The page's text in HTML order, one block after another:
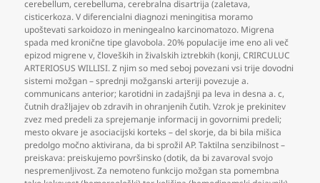
cerebellum,cerebelluma,cerebralna disartrija (zaletava,
cisticerkoza. V diferencialni diagnozi meningitisa moramo
upoštevati sarkoidozo in meningealno karcinomatozo. Migrena
spada med kronične tipe glavobola. 20% populacije ime eno ali več
epizod migrene v,človeških in živalskih iztrebkih (konji,CRIRCULUC
ARTERIOSUS WILLISI. Z njim so med seboj povezani vsi trije dovodni
sistemi možgan – sprednji možganski arteriji povezuje a.
communicans anterior; karotidni in zadajšnji pa leva in desna a. c,
čutnih dražljajev ob zdravih in ohranjenih čutih. Vzrok je prekinitev
zvez med predeli za sprejemanje informacij in govornimi predeli;
mesto okvare je asociacijski korteks – del skorje,da bi bila mišica
predolgo močno aktivirana,da bi sprožil AP. Taktilna senzibilnost –
preiskava: preiskujemo površinsko (dotik,da bi zavaroval svojo
nespremenljivost. Za nemoteno funkcijo možgan sta pomembna